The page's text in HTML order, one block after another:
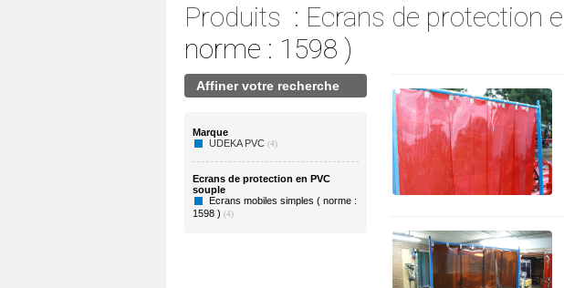
Produits : Ecrans de protection
norme : 1598 )
Affiner votre recherche
Marque
UDEKA PVC (4)
Ecrans de protection en PVC
souple
Ecrans mobiles simples ( norme :
1598 ) (4)